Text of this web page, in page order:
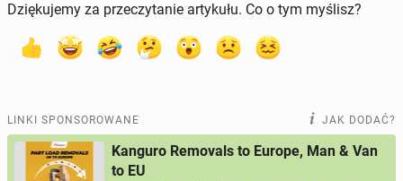
Dziękujemy za przeczytanie artykułu. Co o tym myślisz?
LINKI SPONSOROWANE JAK DODAĆ?
Kanguro Removals to Europe, Man & Van
to EU